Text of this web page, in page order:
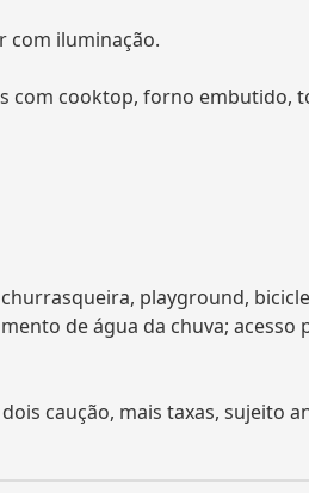
com iluminação.
com cooktop, forno embutido,
playground,
de água da chuva;
caução, mais taxas, sujeito